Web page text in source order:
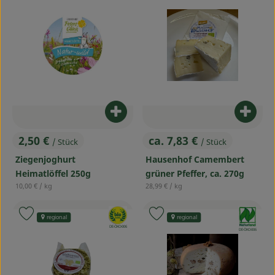
Service
, Preis:
2,50 € / Stück
Ziegenjoghurt
Heimatlöffel 250g
, Referenzpreis:
10,00 € / kg
Produkt zum Warenkorb
, Preis:
ca. 7,83 € / Stück
Hausenhof Camembert
grüner Pfeffer, ca. 270g
, Referenzpreis:
28,99 € / kg
, Verband:
, Kontrollstelle:
DE-ÖKO-006
regional
Produkt zu Favouriten hinzufügen
, Verband:
, Kontrollstelle:
DE-ÖKO-006
regional
Produkt zu Favouriten